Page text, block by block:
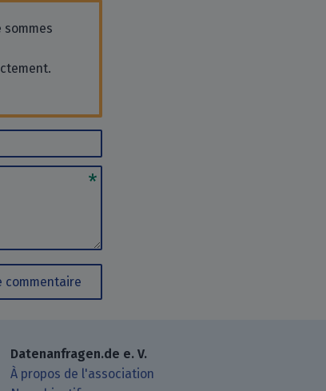
sommes
commentaire
Datenanfragen.de e. V.
À propos de l'association